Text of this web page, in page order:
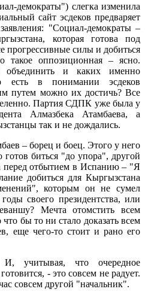
демократы") слегка изменила
сайт эсдеков предваряет
"Социал-демократы –
которая готова под
прогрессивные силы и добиться
такое оппозиционная – ясно.
и каких именно
есть в понимании эсдеков
путем можно их достичь? Все
Партия СДПК уже была у
Алмазбека Атамбаева, а
так и не дождались.
– борец и боец. Этого у него
готов биться "до упора", другой
перед отбытием в Испанию – "Я
добиться для Кыргызстана
которым он не сумел
своего президентства, или
Мечта отомстить всем
бы то ни стало доказать всем
еще чего-то стоит и рано его
учитывая, что очередное
- это совсем не радует.
совсем другой "начальник".